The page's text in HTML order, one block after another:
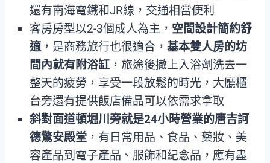
還有南海電鐵和JR線，交通相當便利
客房房型以2-3個成人為主， 空間設計簡約舒
適，是商務旅行也很適合， 基本雙人房的坊
間內就有附浴缸 ，旅途後撒上入浴劑洗去一
整天的疲勞，享受一段放鬆的時光，大廳櫃
台旁還有提供飯店備品可以依需求拿取
斜對面道頓堀川旁就是24小時營業的唐吉訶
德驚安殿堂 ，有日常用品、食品、藥妝、美
容產品到電子產品、服飾和紀念品，應有盡